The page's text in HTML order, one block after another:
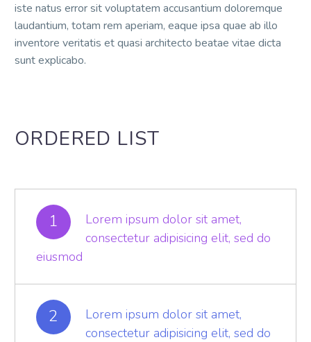
iste natus error sit voluptatem accusantium doloremque
laudantium, totam rem aperiam, eaque ipsa quae ab illo
inventore veritatis et quasi architecto beatae vitae dicta
sunt explicabo.
ORDERED LIST
1
Lorem ipsum dolor sit amet,
consectetur adipisicing elit, sed do
eiusmod
2
Lorem ipsum dolor sit amet,
consectetur adipisicing elit, sed do